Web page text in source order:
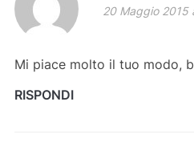
20 Maggio 2015
Mi piace molto il tuo modo,
RISPONDI